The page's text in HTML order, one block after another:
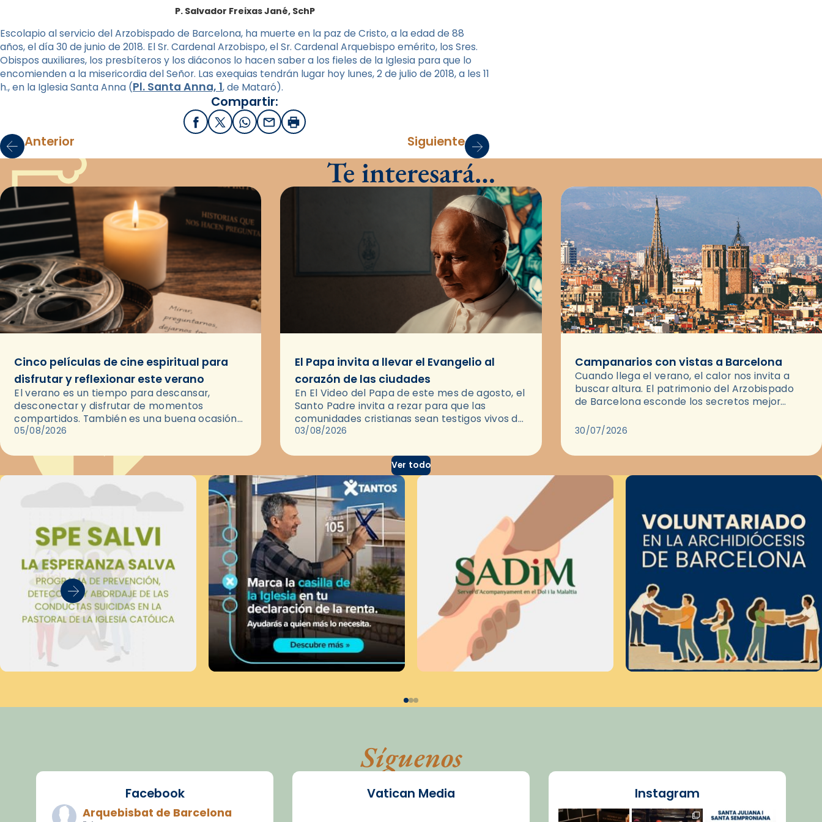
P. Salvador Freixas Jané, SchP
Escolapio al servicio del Arzobispado de Barcelona, ha muerte en la paz de Cristo, a la edad de 88
años, el día 30 de junio de 2018. El Sr. Cardenal Arzobispo, el Sr. Cardenal Arquebispo emérito, los Sres.
Obispos auxiliares, los presbíteros y los diáconos lo hacen saber a los fieles de la Iglesia para que lo
encomienden a la misericordia del Señor. Las exequias tendrán lugar hoy lunes, 2 de julio de 2018, a les 11
h., en la Iglesia Santa Anna (Pl. Santa Anna, 1, de Mataró).
Compartir:
FacebookX / Twitter
WhatsApp
EmailImprimir
Anterior Siguiente
Te interesará…
Cinco películas de cine espiritual para
disfrutar y reflexionar este verano
El verano es un tiempo para descansar,
desconectar y disfrutar de momentos
compartidos. También es una buena ocasión
para dejarse llevar por una buena historia y, a
05/08/2026
El Papa invita a llevar el Evangelio al
corazón de las ciudades
En El Video del Papa de este mes de agosto, el
Santo Padre invita a rezar para que las
comunidades cristianas sean testigos vivos del
Evangelio en medio de las ciudades. A…
03/08/2026
Campanarios con vistas a Barcelona
Cuando llega el verano, el calor nos invita a
buscar altura. El patrimonio del Arzobispado
de Barcelona esconde los secretos mejor
campanarios y las cubiertas de…
30/07/2026
Ver todo
Síguenos
Facebook
Arquebisbat de Barcelona
Vatican Media Instagram